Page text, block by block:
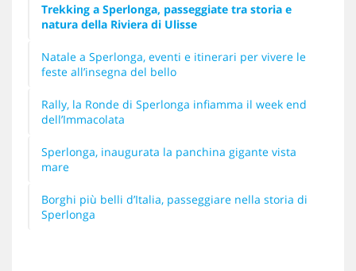
Trekking a Sperlonga, passeggiate tra storia e
natura della Riviera di Ulisse
Natale a Sperlonga, eventi e itinerari per vivere le
feste all’insegna del bello
Rally, la Ronde di Sperlonga infiamma il week end
dell’Immacolata
Sperlonga, inaugurata la panchina gigante vista
mare
Borghi più belli d’Italia, passeggiare nella storia di
Sperlonga